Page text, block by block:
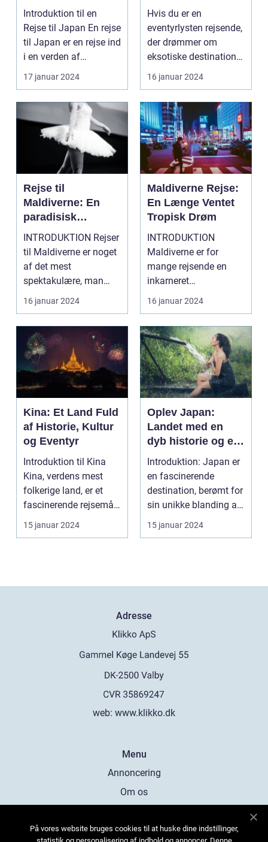
Skønhed
Introduktion til en
Rejse til Japan En rejse
til Japan er en rejse ind
i en verden af
kontraster og...
17 januar 2024
Eventyr og Kultur
Hvis du er en
eventyrlysten rejsende,
der drømmer om
eksotiske destinationer
og unikke oplevelser,
s...
16 januar 2024
Rejse til
Maldiverne: En
paradisisk
tilbagetrækning
for eventyrlystne
rejsende
INTRODUKTION Rejser
til Maldiverne er noget
af det mest
spektakulære, man
kan opleve. Dette
stykke p...
16 januar 2024
Maldiverne Rejse:
En Længe Ventet
Tropisk Drøm
INTRODUKTION
Maldiverne er for
mange rejsende en
inkarneret
drømmedestination.
Dette ørige beståend...
16 januar 2024
Kina: Et Land Fuld
af Historie, Kultur
og Eventyr
Introduktion til Kina
Kina, verdens mest
folkerige land, er et
fascinerende rejsemål
for rejsende o...
15 januar 2024
Oplev Japan:
Landet med en
dyb historie og en
enestående kultur
Introduktion: Japan er
en fascinerende
destination, berømt for
sin unikke blanding af
tradition og i...
15 januar 2024
Adresse
web: www.klikko.dk
Menu
Annoncering
Om os
Kontakt os
På vores website bruges cookies til at huske dine indstillinger,